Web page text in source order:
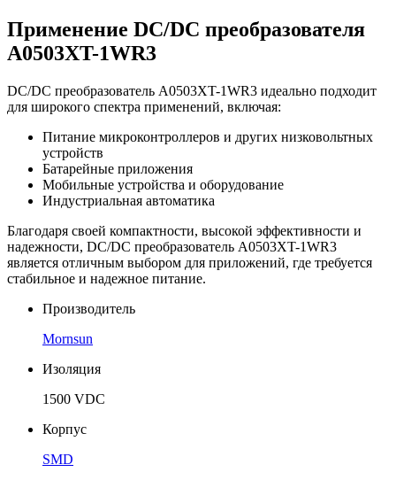
Применение DC/DC преобразователя
A0503XT-1WR3
DC/DC преобразователь A0503XT-1WR3 идеально подходит
для широкого спектра применений, включая:
Питание микроконтроллеров и других низковольтных
устройств
Батарейные приложения
Мобильные устройства и оборудование
Индустриальная автоматика
Благодаря своей компактности, высокой эффективности и
надежности, DC/DC преобразователь A0503XT-1WR3
является отличным выбором для приложений, где требуется
стабильное и надежное питание.
Производитель
Mornsun
Изоляция
1500 VDC
Корпус
SMD